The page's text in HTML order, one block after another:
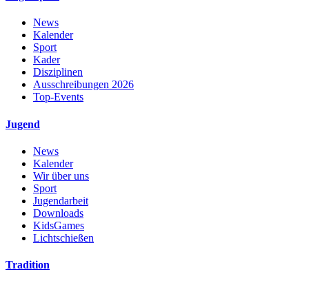
News
Kalender
Sport
Kader
Disziplinen
Ausschreibungen 2026
Top-Events
Jugend
News
Kalender
Wir über uns
Sport
Jugendarbeit
Downloads
KidsGames
Lichtschießen
Tradition